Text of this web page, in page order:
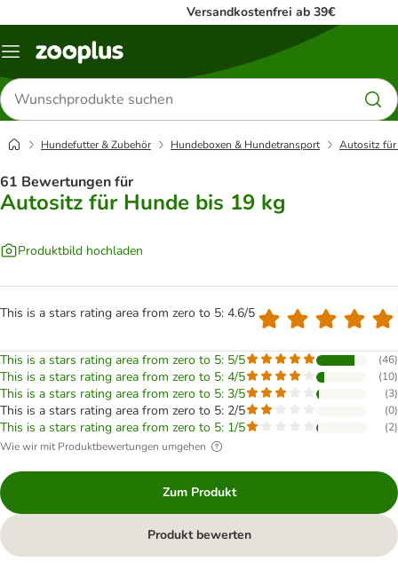
Versandkostenfrei ab 39€
Menü
Produkte
suchen
Hundefutter & Zubehör Hundeboxen & Hundetransport Autositz für
61 Bewertungen für
Autositz für Hunde bis 19 kg
Produktbild hochladen
This is a stars rating area from zero to 5: 4.6/5
This is a stars rating area from zero to 5: 5/5 (46)
This is a stars rating area from zero to 5: 4/5 (10)
This is a stars rating area from zero to 5: 3/5 (3)
This is a stars rating area from zero to 5: 2/5 (0)
This is a stars rating area from zero to 5: 1/5 (2)
Wie wir mit Produktbewertungen umgehen
Zum Produkt
Produkt bewerten